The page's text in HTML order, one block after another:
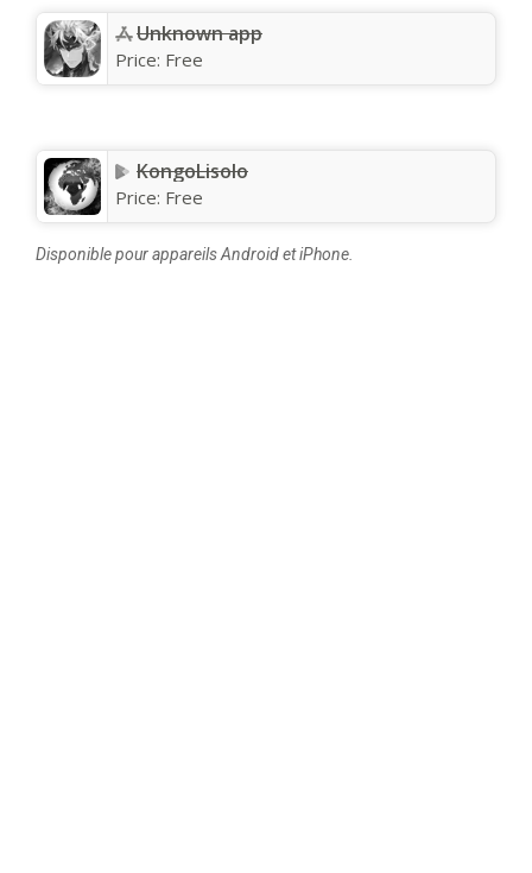
Unknown app
Price: Free
KongoLisolo
Price: Free
Disponible pour appareils Android et iPhone.